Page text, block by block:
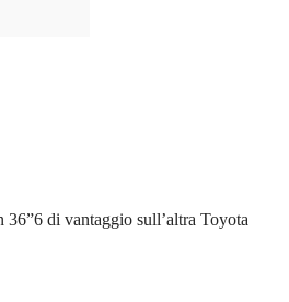
di vantaggio sull’altra Toyota